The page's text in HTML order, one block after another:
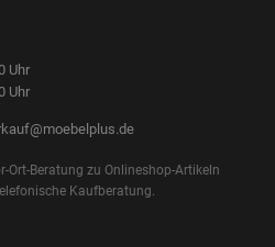
Uhr
Uhr
Ort-Beratung zu Onlineshop-Artikeln
Kaufberatung.